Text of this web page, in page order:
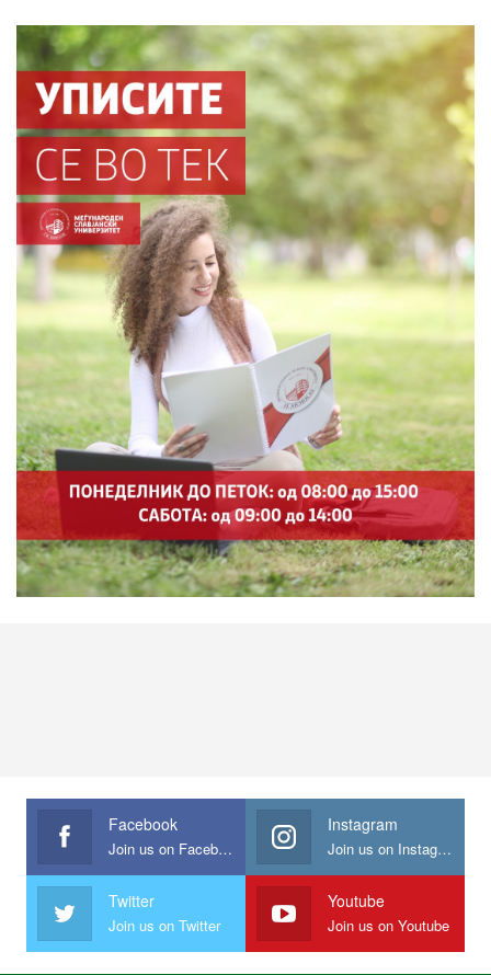
Facebook
Join us on Facebook
Instagram
Join us on Instagram
Twitter
Join us on Twitter
Youtube
Join us on Youtube